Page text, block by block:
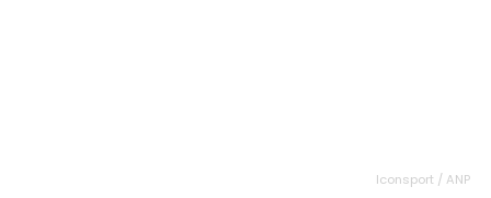
Iconsport / ANP